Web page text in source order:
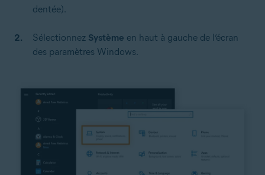
dentée).
Sélectionnez Système en haut à gauche de l’écran
des paramètres Windows.